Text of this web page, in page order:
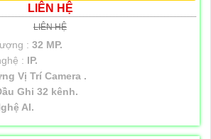
LIÊN HỆ
LIÊN HỆ
: 32 MP.
: IP.
Vị Trí Camera .
Ghi 32 kênh.
AI.